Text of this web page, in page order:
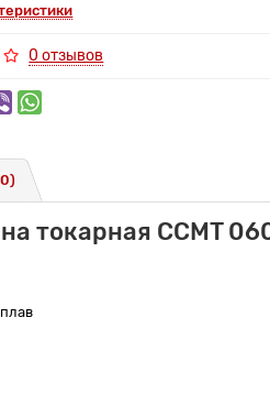
0 отзывов
токарная CCMT